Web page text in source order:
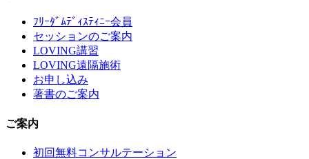
ﾌﾘｰﾀﾞﾑﾃﾞｨｽﾃｨﾆｰ会員
セッションのご案内
LOVING講習
LOVING遠隔施術
お申し込み
著書のご案内
ご案内
初回無料コンサルテーション